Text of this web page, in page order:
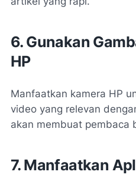
6. Gunakan
HP
Manfaatkan kamera HP
video yang relevan
akan membuat pembaca
7. Manfaatkan